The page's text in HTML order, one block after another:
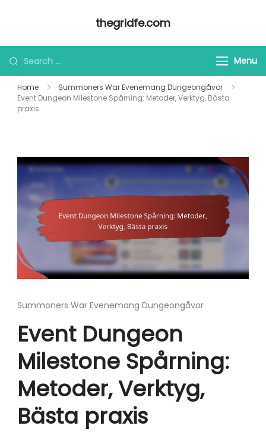
thegridfe.com
Looking
for
Something?
Menu
Home
Summoners War Evenemang Dungeongåvor
Event Dungeon Milestone Spårning: Metoder, Verktyg, Bästa
praxis
Summoners War Evenemang Dungeongåvor
Event Dungeon
Milestone Spårning:
Metoder, Verktyg,
Bästa praxis